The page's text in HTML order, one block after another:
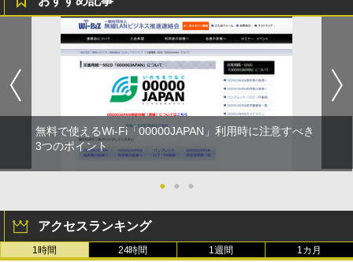
無料で使えるWi-Fi「00000JAPAN」利用時に注意すべき
3つのポイント
● ● ●
アクセスランキング
1時間 24時間 1週間 1カ月